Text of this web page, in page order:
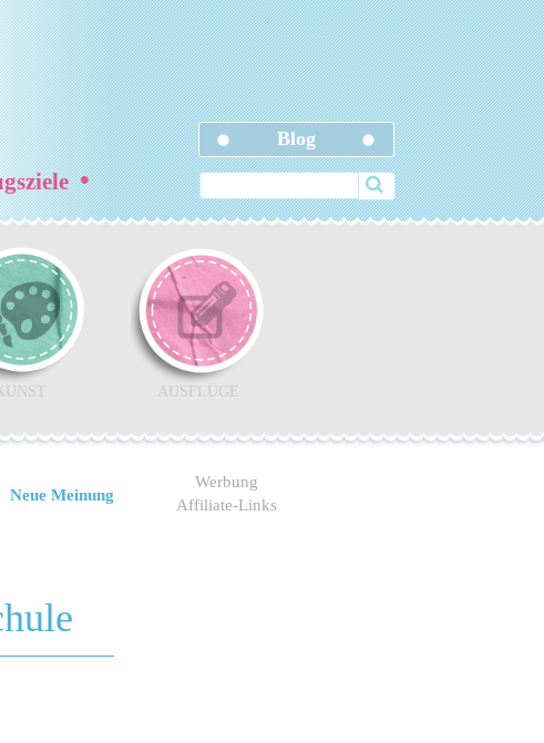
Blog
•
KUNST AUSFLÜGE
Neue Meinung
Werbung
Affiliate-Links